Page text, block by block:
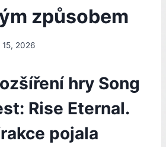
způsobem
15, 2026
hry Song
Rise Eternal.
pojala